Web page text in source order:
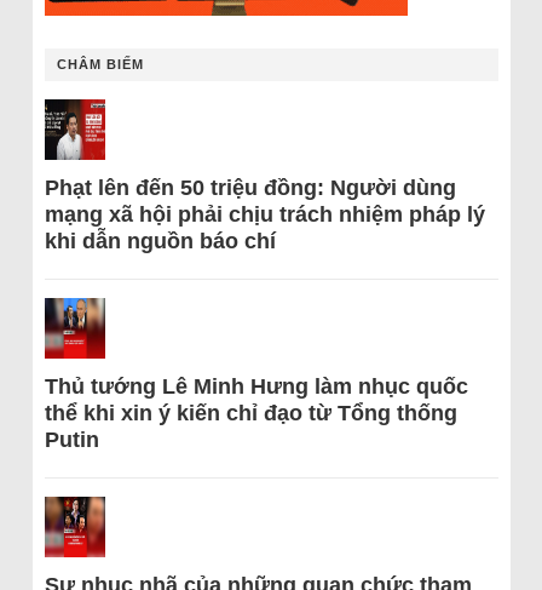
CHÂM BIẾM
Phạt lên đến 50 triệu đồng: Người dùng
mạng xã hội phải chịu trách nhiệm pháp lý
khi dẫn nguồn báo chí
Thủ tướng Lê Minh Hưng làm nhục quốc
thể khi xin ý kiến chỉ đạo từ Tổng thống
Putin